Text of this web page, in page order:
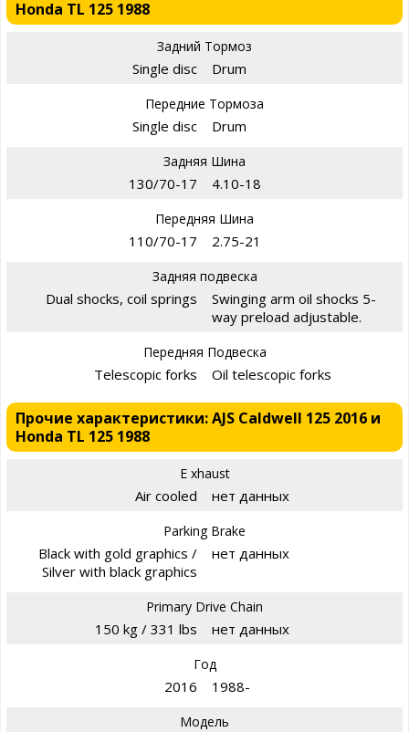
Honda TL 125 1988
Задний Тормоз
Single disc Drum
Передние Тормоза
Single disc Drum
Задняя Шина
130/70-17 4.10-18
Передняя Шина
110/70-17 2.75-21
Задняя подвеска
Dual shocks, coil springs
Swinging arm oil shocks 5-
way preload adjustable.
Передняя Подвеска
Telescopic forks Oil telescopic forks
Прочие характеристики: AJS Caldwell 125 2016 и
Honda TL 125 1988
E xhaust
Air cooled нет данных
Parking Brake
Black with gold graphics /
Silver with black graphics
нет данных
Primary Drive Chain
150 kg / 331 lbs нет данных
Год
2016 1988-
Модель